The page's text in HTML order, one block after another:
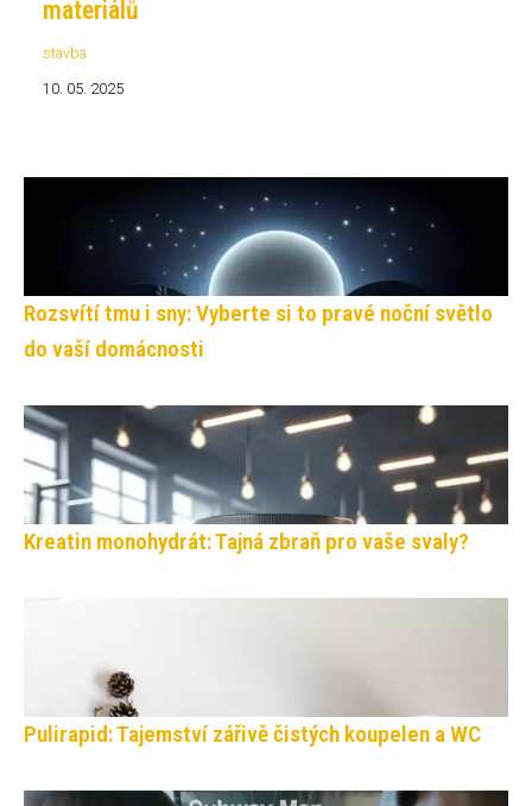
materiálů
stavba
10. 05. 2025
Rozsvítí tmu i sny: Vyberte si to pravé noční světlo
do vaší domácnosti
Kreatin monohydrát: Tajná zbraň pro vaše svaly?
Pulirapid: Tajemství zářivě čistých koupelen a WC